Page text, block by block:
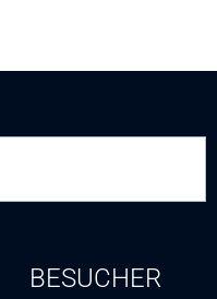
BESUCHER